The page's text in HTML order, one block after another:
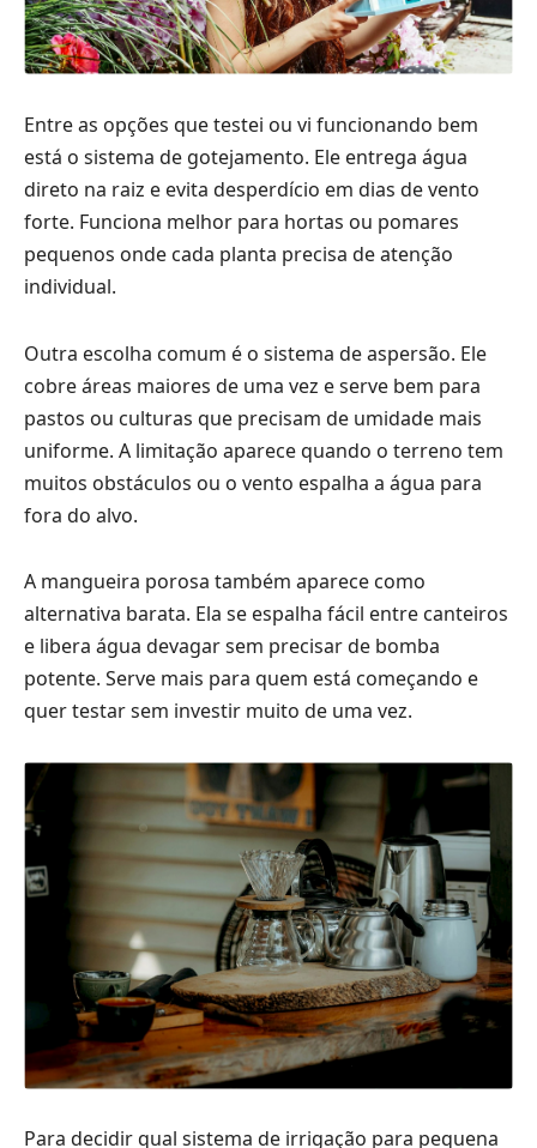
Entre as opções que testei ou vi funcionando bem
está o sistema de gotejamento. Ele entrega água
direto na raiz e evita desperdício em dias de vento
forte. Funciona melhor para hortas ou pomares
pequenos onde cada planta precisa de atenção
individual.
Outra escolha comum é o sistema de aspersão. Ele
cobre áreas maiores de uma vez e serve bem para
pastos ou culturas que precisam de umidade mais
uniforme. A limitação aparece quando o terreno tem
muitos obstáculos ou o vento espalha a água para
fora do alvo.
A mangueira porosa também aparece como
alternativa barata. Ela se espalha fácil entre canteiros
e libera água devagar sem precisar de bomba
potente. Serve mais para quem está começando e
quer testar sem investir muito de uma vez.
Para decidir qual sistema de irrigação para pequena